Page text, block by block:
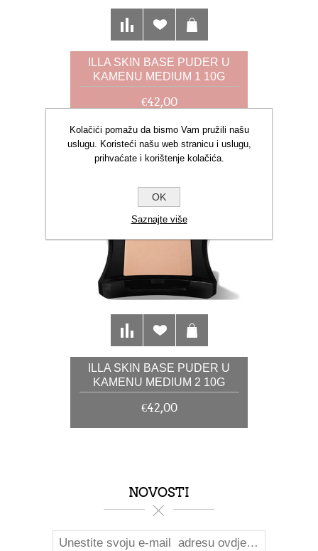
ILLA SKIN BASE PUDER U
KAMENU MEDIUM 1 10G
€42,00
ILLA SKIN BASE PUDER U
KAMENU MEDIUM 2 10G
€42,00
NOVOSTI
Kolačići pomažu da bismo Vam pružili našu
uslugu. Koristeći našu web stranicu i uslugu,
prihvaćate i korištenje kolačića.
OK
Saznajte više